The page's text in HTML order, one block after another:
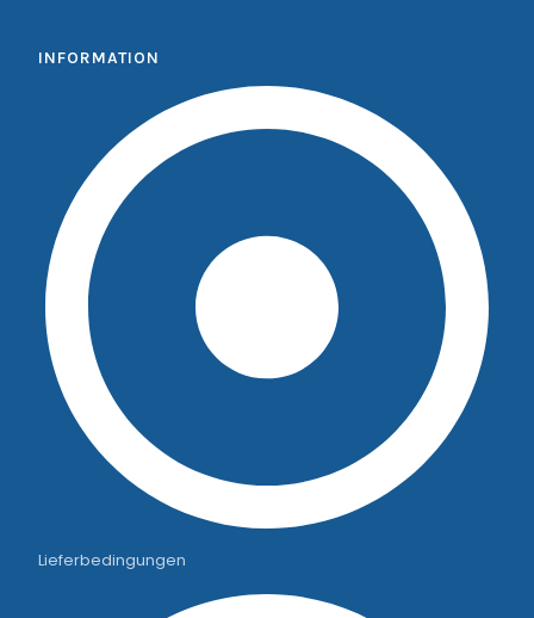
INFORMATION
Lieferbedingungen